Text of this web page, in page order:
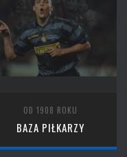
OD 1908 ROKU
BAZA PIŁKARZY